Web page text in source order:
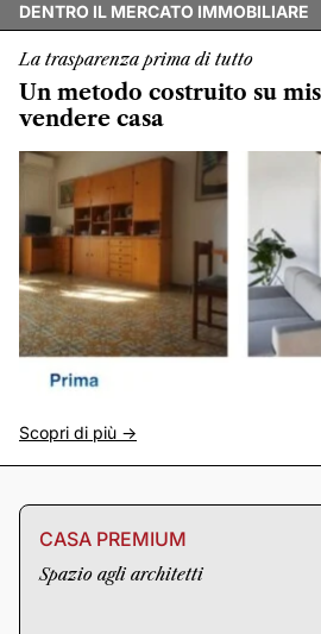
DENTRO IL MERCATO IMMOBILIARE
La trasparenza prima di tutto
Un metodo costruito su
vendere casa
Scopri di più ->
CASA PREMIUM
Spazio agli architetti